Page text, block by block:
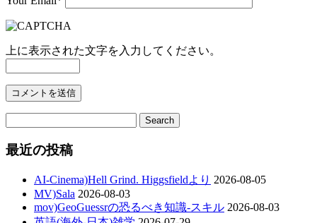
上に表示された文字を入力してください。
最近の投稿
AI-Cinema)Hell Grind. Higgsfieldより 2026-08-05
MV)Sala 2026-08-03
mov)GeoGuessrの恐るべき知識-スキル 2026-08-03